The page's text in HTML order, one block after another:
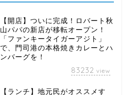
【開店】ついに完成！ロバート秋
山パパの新店が移転オープン！
「ファンキータイガーアジト」
で、門司港の本格焼きカレーとハ
ンバーグを！
83232 view
【ランチ】地元民がオススメす